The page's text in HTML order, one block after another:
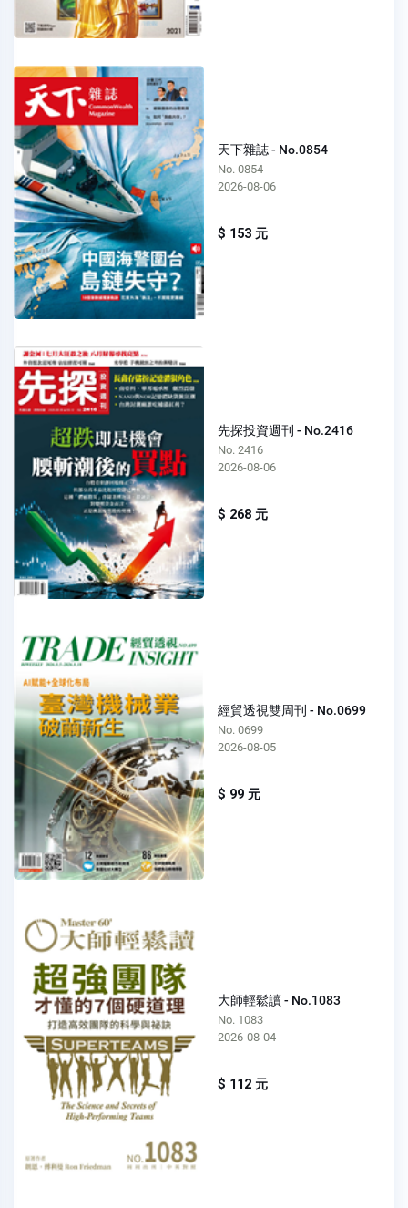
天下雜誌 - No.0854
No. 0854
2026-08-06
$ 153 元
先探投資週刊 - No.2416
No. 2416
2026-08-06
$ 268 元
經貿透視雙周刊 - No.0699
No. 0699
2026-08-05
$ 99 元
大師輕鬆讀 - No.1083
No. 1083
2026-08-04
$ 112 元